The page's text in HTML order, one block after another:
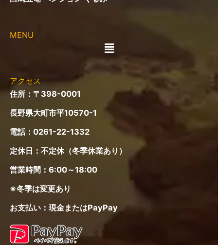
MENU
メ
ニ
アクセス
住所：〒398-0001
長野県大町市平10570-1
電話： 0261-22-1332
定休日：不定休（冬季休業あり）
営業時間：6:00～18:00
※冬季は変更あり
お支払い：現金またはPayPay